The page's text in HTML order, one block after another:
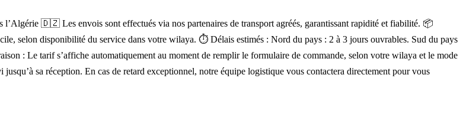
🇩🇿 Les envois sont effectués via nos partenaires de transport agréés, garantissant rapidité et fiabilité. 📦
selon disponibilité du service dans votre wilaya. ⏱ Délais estimés : Nord du pays : 2 à 3 jours ouvrables. Sud du pays
: Le tarif s’affiche automatiquement au moment de remplir le formulaire de commande, selon votre wilaya et le mode
sa réception. En cas de retard exceptionnel, notre équipe logistique vous contactera directement pour vous